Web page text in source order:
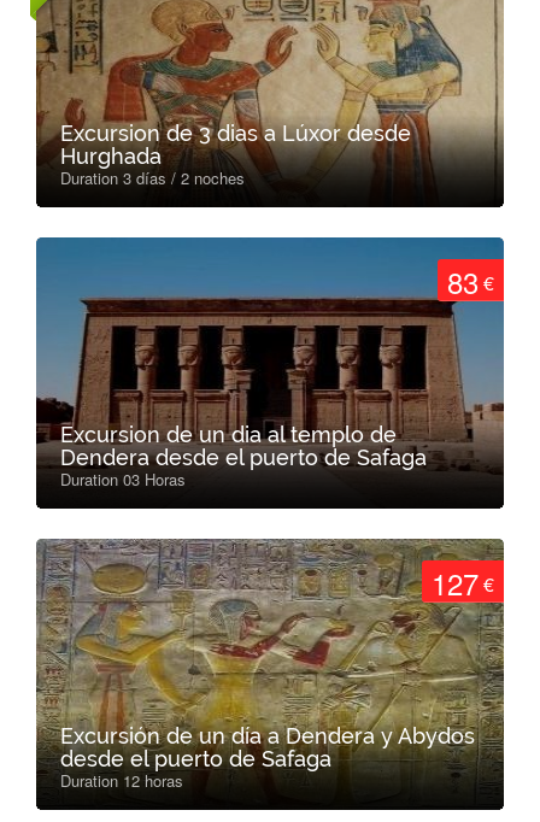
Excursion de 3 dias a Lúxor desde
Hurghada
Duration 3 días / 2 noches
83 €
Excursion de un dia al templo de
Dendera desde el puerto de Safaga
Duration 03 Horas
127€
Excursión de un día a Dendera y Abydos
desde el puerto de Safaga
Duration 12 horas